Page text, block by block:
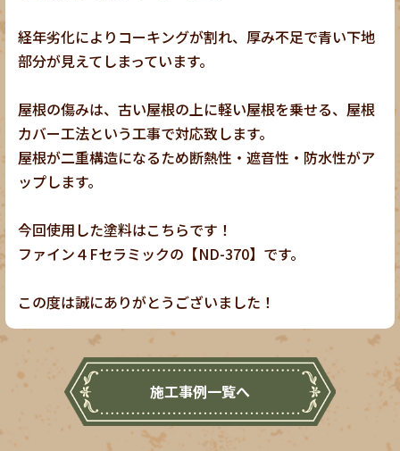
経年劣化によりコーキングが割れ、厚み不足で青い下地
部分が見えてしまっています。
屋根の傷みは、古い屋根の上に軽い屋根を乗せる、屋根
カバー工法という工事で対応致します。
屋根が二重構造になるため断熱性・遮音性・防水性がア
ップします。
今回使用した塗料はこちらです！
ファイン４Fセラミックの【ND-370】です。
この度は誠にありがとうございました！
施工事例一覧へ